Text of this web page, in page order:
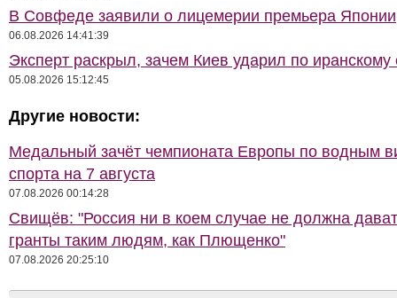
В Совфеде заявили о лицемерии премьера Японии
06.08.2026 14:41:39
Эксперт раскрыл, зачем Киев ударил по иранскому
05.08.2026 15:12:45
Другие новости:
Медальный зачёт чемпионата Европы по водным
спорта на 7 августа
07.08.2026 00:14:28
Свищёв: "Россия ни в коем случае не должна
гранты таким людям, как Плющенко"
07.08.2026 20:25:10